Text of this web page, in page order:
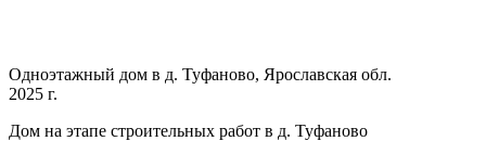
Одноэтажный дом в д. Туфаново, Ярославская обл.
2025 г.
Дом на этапе строительных работ в д. Туфаново